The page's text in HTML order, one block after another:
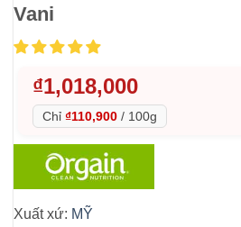
Vani
₫1,018,000
Chỉ ₫110,900 / 100g
Xuất xứ: MỸ